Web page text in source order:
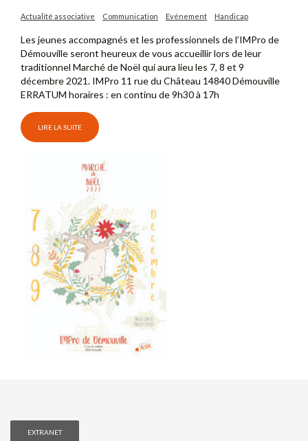
Actualité associative Communication Evénement Handicap
Les jeunes accompagnés et les professionnels de l’IMPro de
Démouville seront heureux de vous accueillir lors de leur
traditionnel Marché de Noël qui aura lieu les 7, 8 et 9
décembre 2021. IMPro 11 rue du Château 14840 Démouville
ERRATUM horaires : en continu de 9h30 à 17h
LIRE LA SUITE
EXTRANET